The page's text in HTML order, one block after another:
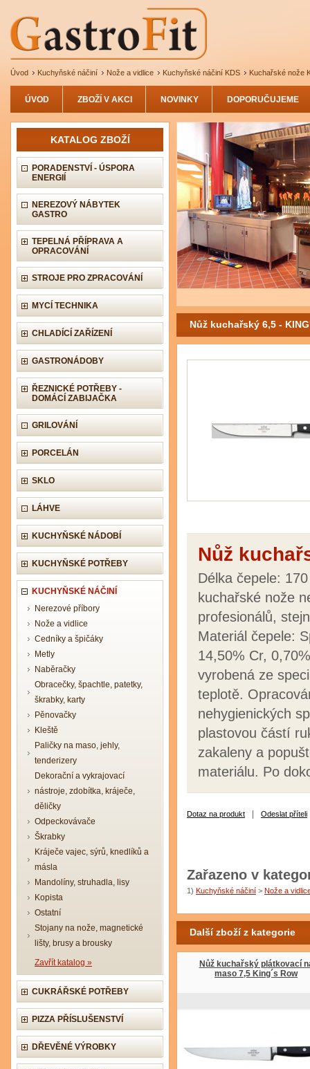
Úvod Kuchyňské náčiní Nože a vidlice Kuchyňské náčiní KDS Kuchařské nože
ÚVOD ZBOŽÍ V AKCI NOVINKY DOPORUČUJEME
KATALOG ZBOŽÍ
PORADENSTVÍ - ÚSPORA
ENERGIÍ
NEREZOVÝ NÁBYTEK
GASTRO
TEPELNÁ PŘÍPRAVA A
OPRACOVÁNÍ
STROJE PRO ZPRACOVÁNÍ
MYCÍ TECHNIKA
CHLADÍCÍ ZAŘÍZENÍ
GASTRONÁDOBY
ŘEZNICKÉ POTŘEBY -
DOMÁCÍ ZABIJAČKA
GRILOVÁNÍ
PORCELÁN
SKLO
LÁHVE
KUCHYŇSKÉ NÁDOBÍ
KUCHYŇSKÉ POTŘEBY
KUCHYŇSKÉ NÁČINÍ
Nerezové příbory
Nože a vidlice
Cedníky a špičáky
Metly
Naběračky
Obracečky, špachtle, patetky,
škrabky, karty
Pěnovačky
Kleště
Paličky na maso, jehly,
tenderizery
Dekorační a vykrajovací
nástroje, zdobítka, kráječe,
děličky
Odpeckovávače
Škrabky
Kráječe vajec, sýrů, knedlíků a
másla
Mandolíny, struhadla, lisy
Kopista
Ostatní
Stojany na nože, magnetické
lišty, brusy a brousky
Zavřít katalog »
CUKRÁŘSKÉ POTŘEBY
PIZZA PŘÍSLUŠENSTVÍ
DŘEVĚNÉ VÝROBKY
Nůž kuchařský 6,5 -
Nůž
Délka čepele:
kuchařské nože
profesionálů,
Materiál čepele:
14,50% Cr,
vyrobená ze
teplotě.
nehygienických
plastovou částí
zakaleny a
materiálu. Po
Dotaz na produkt Odeslat příteli
Zařazeno v
1) Kuchyňské náčiní > Nože a
Další zboží z kategorie
Nůž kuchařský plátkovací
maso 7,5 King´s Row